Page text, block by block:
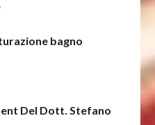
bagno
Del Dott. Stefano